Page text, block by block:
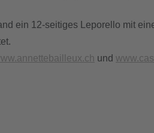
ein 12-seitiges Leporello mit
und